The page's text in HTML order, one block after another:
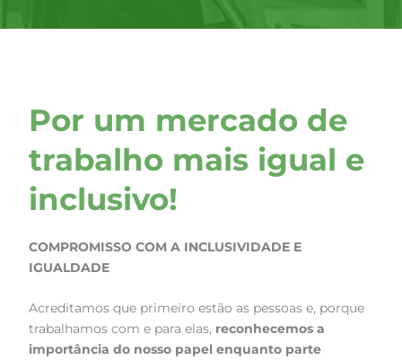
Por um mercado de
trabalho mais igual e
inclusivo!​
COMPROMISSO COM A INCLUSIVIDADE E
IGUALDADE
Acreditamos que primeiro estão as pessoas e, porque
trabalhamos com e para elas, reconhecemos a
importância do nosso papel enquanto parte